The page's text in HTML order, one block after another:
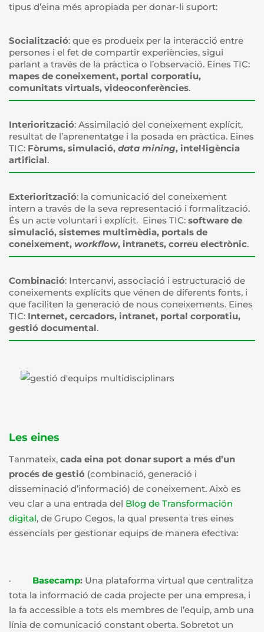
tipus d’eina més apropiada per donar-li suport:
Socialització: que es produeix per la interacció entre
persones i el fet de compartir experiències, sigui
parlant a través de la pràctica o l’observació. Eines TIC:
mapes de coneixement, portal corporatiu,
comunitats virtuals, videoconferències.
Interiorització: Assimilació del coneixement explícit,
resultat de l’aprenentatge i la posada en pràctica. Eines
TIC: Fòrums, simulació, data mining, intel·ligència
artificial.
Exteriorització: la comunicació del coneixement
intern a través de la seva representació i formalització.
És un acte voluntari i explícit. Eines TIC: software de
simulació, sistemes multimèdia, portals de
coneixement, workflow, intranets, correu electrònic.
Combinació: Intercanvi, associació i estructuració de
coneixements explícits que vénen de diferents fonts, i
que faciliten la generació de nous coneixements. Eines
TIC: Internet, cercadors, intranet, portal corporatiu,
gestió documental.
Les eines
Tanmateix, cada eina pot donar suport a més d’un
procés de gestió (combinació, generació i
disseminació d’informació) de coneixement. Això es
veu clar a una entrada del Blog de Transformación
digital, de Grupo Cegos, la qual presenta tres eines
essencials per gestionar equips de manera efectiva:
· Basecamp: Una plataforma virtual que centralitza
tota la informació de cada projecte per una empresa, i
la fa accessible a tots els membres de l’equip, amb una
línia de comunicació constant oberta. Sobretot un